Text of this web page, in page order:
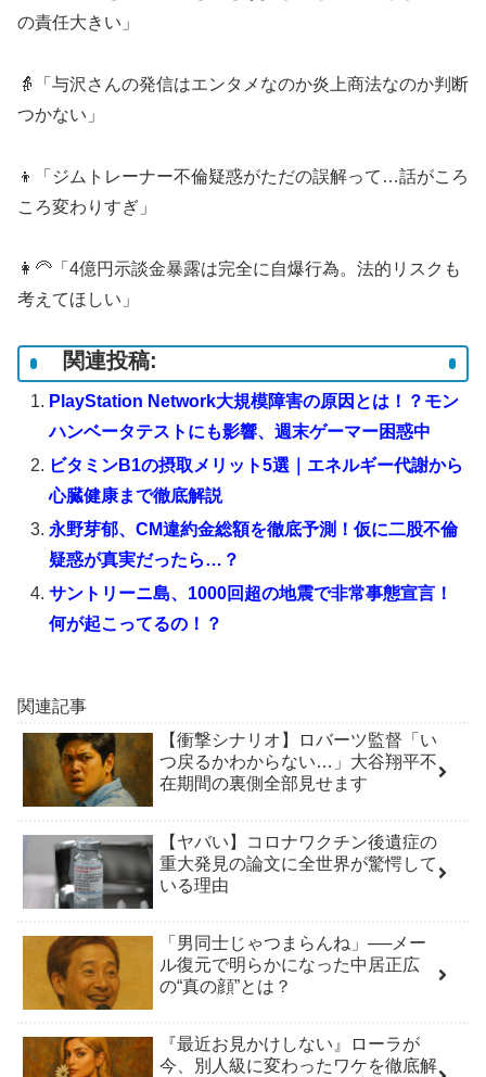
の責任大きい」
👵「与沢さんの発信はエンタメなのか炎上商法なのか判断
つかない」
👦「ジムトレーナー不倫疑惑がただの誤解って…話がころ
ころ変わりすぎ」
👩‍🦳「4億円示談金暴露は完全に自爆行為。法的リスクも
考えてほしい」
関連投稿:
PlayStation Network大規模障害の原因とは！？モン
ハンベータテストにも影響、週末ゲーマー困惑中
ビタミンB1の摂取メリット5選｜エネルギー代謝から
心臓健康まで徹底解説
永野芽郁、CM違約金総額を徹底予測！仮に二股不倫
疑惑が真実だったら…？
サントリーニ島、1000回超の地震で非常事態宣言！
何が起こってるの！？
関連記事
【衝撃シナリオ】ロバーツ監督「い
つ戻るかわからない…」大谷翔平不
在期間の裏側全部見せます
【ヤバい】コロナワクチン後遺症の
重大発見の論文に全世界が驚愕して
いる理由
「男同士じゃつまらんね」──メー
ル復元で明らかになった中居正広
の“真の顔”とは？
『最近お見かけしない』ローラが
今、別人級に変わったワケを徹底解